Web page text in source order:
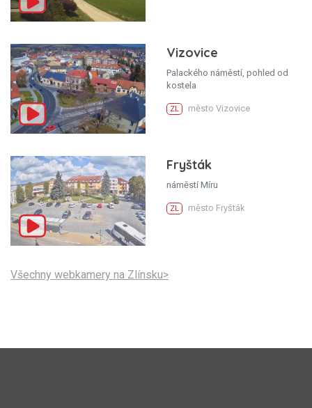
Vizovice
Palackého náměstí, pohled od
kostela
ZL město Vizovice
Fryšták
náměstí Míru
ZL město Fryšták
Všechny webkamery na Zlínsku>